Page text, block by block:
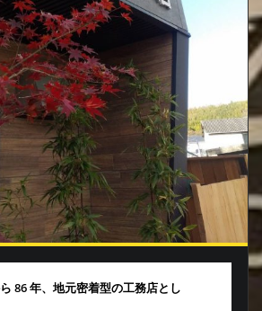
86 年、地元密着型の工務店とし